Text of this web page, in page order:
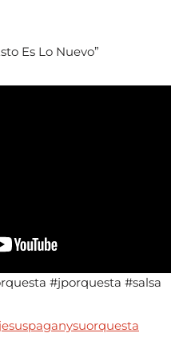
Es Lo Nuevo”
#jporquesta #salsa